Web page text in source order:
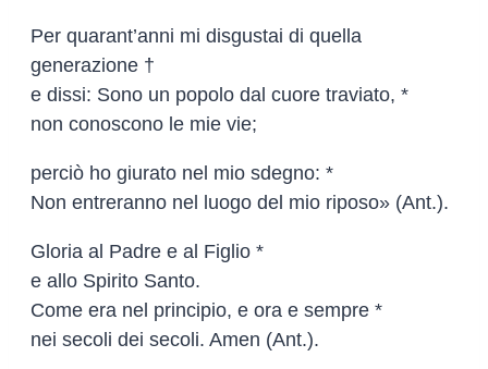
Per quarant’anni mi disgustai di quella
generazione †
e dissi: Sono un popolo dal cuore traviato, *
non conoscono le mie vie;
perciò ho giurato nel mio sdegno: *
Non entreranno nel luogo del mio riposo» (Ant.).
Gloria al Padre e al Figlio *
e allo Spirito Santo.
Come era nel principio, e ora e sempre *
nei secoli dei secoli. Amen (Ant.).